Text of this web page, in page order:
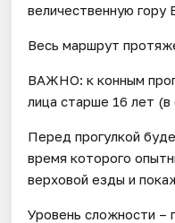
величественную гору
Весь маршрут
ВАЖНО: к конным
лица старше 16 лет
Перед прогулкой
время которого
верховой езды и
Уровень сложности –